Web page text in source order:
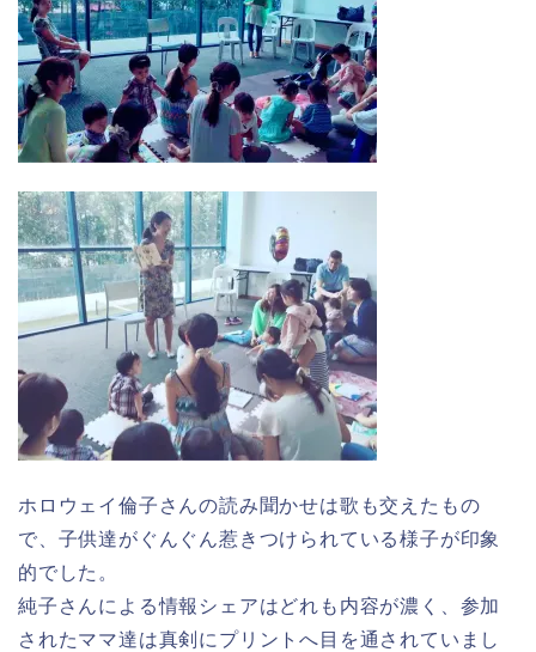
ホロウェイ倫子さんの読み聞かせは歌も交えたもの
で、子供達がぐんぐん惹きつけられている様子が印象
的でした。
純子さんによる情報シェアはどれも内容が濃く、参加
されたママ達は真剣にプリントへ目を通されていまし